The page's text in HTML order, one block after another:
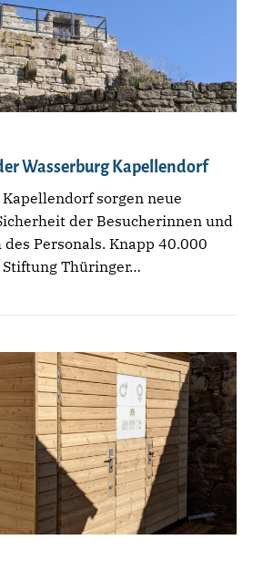
Wasserburg Kapellendorf
sorgen neue
der Besucherinnen und
des Personals. Knapp 40.000
Thüringer…